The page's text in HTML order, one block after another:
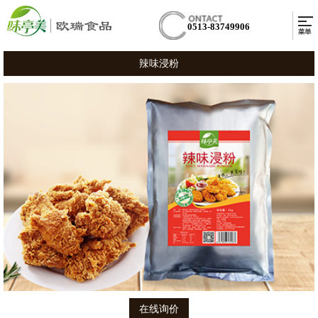
0513-83749906
辣味浸粉
在线询价